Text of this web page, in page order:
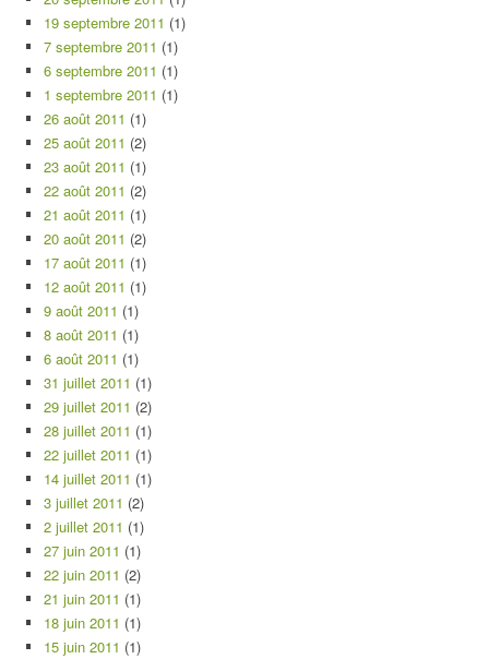
19 septembre 2011 (1)
7 septembre 2011 (1)
6 septembre 2011 (1)
1 septembre 2011 (1)
26 août 2011 (1)
25 août 2011 (2)
23 août 2011 (1)
22 août 2011 (2)
21 août 2011 (1)
20 août 2011 (2)
17 août 2011 (1)
12 août 2011 (1)
9 août 2011 (1)
8 août 2011 (1)
6 août 2011 (1)
31 juillet 2011 (1)
29 juillet 2011 (2)
28 juillet 2011 (1)
22 juillet 2011 (1)
14 juillet 2011 (1)
3 juillet 2011 (2)
2 juillet 2011 (1)
27 juin 2011 (1)
22 juin 2011 (2)
21 juin 2011 (1)
18 juin 2011 (1)
15 juin 2011 (1)